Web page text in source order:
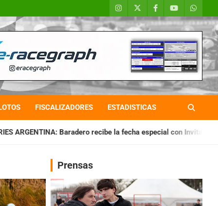
FISCALIZADORES ESTADISTICAS
recibe la fecha especial con Invitados CHAQUEÑO
Prensas